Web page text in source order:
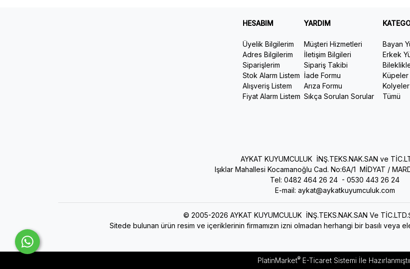
HESABIM
Üyelik Bilgilerim
Adres Bilgilerim
Siparişlerim
Stok Alarm Listem
Alışveriş Listem
Fiyat Alarm Listem
YARDIM
Müşteri Hizmetleri
İletişim Bilgileri
Sipariş Takibi
İade Formu
Arıza Formu
Sıkça Sorulan Sorular
Bayan
Erkek
Küpeler
Kolyeler
Tümü
AYKAT KUYUMCULUK İNŞ.TEKS.NAK.SAN ve
Işıklar Mahallesi Kocamanoğlu Cad. No:6A/1 MİDYAT /
Tel: 0482 464 26 24 - 0530 443 26 24
E-mail: aykat@aykatkuyumculuk.com
© 2005-2026 AYKAT KUYUMCULUK İNŞ.TEKS.NAK.SAN Ve
Sitede bulunan ürün resim ve içeriklerinin firmamızın izni olmadan herhangi bir basılı veya
PlatinMarket®E-Ticaret Sistemiİle